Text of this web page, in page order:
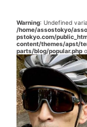
Warning: Undefined
/home/assostokyo/
pstokyo.com/
content/themes/apst/
parts/blog/popular.php